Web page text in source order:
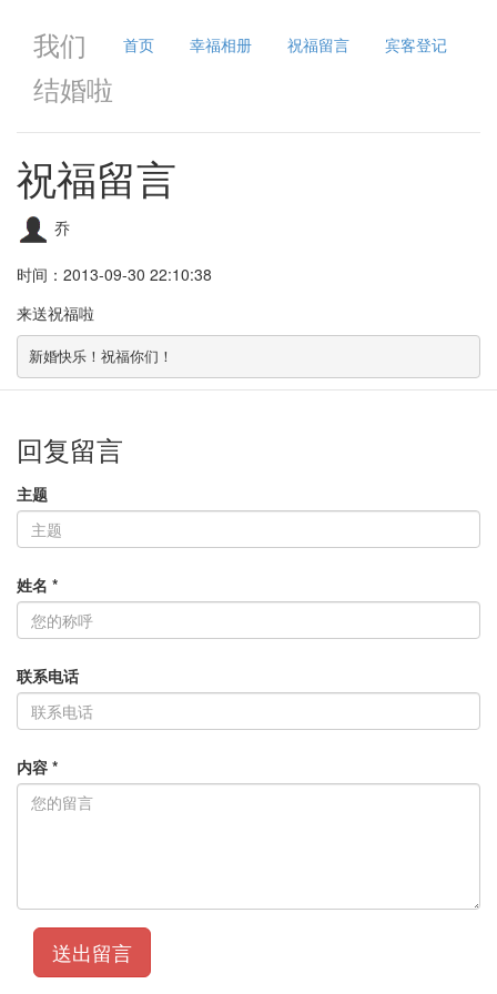
首页 幸福相册 祝福留言 宾客登记
我们
结婚啦
祝福留言
乔
时间：2013-09-30 22:10:38
来送祝福啦
新婚快乐！祝福你们！
回复留言
主题
姓名 *
联系电话
内容 *